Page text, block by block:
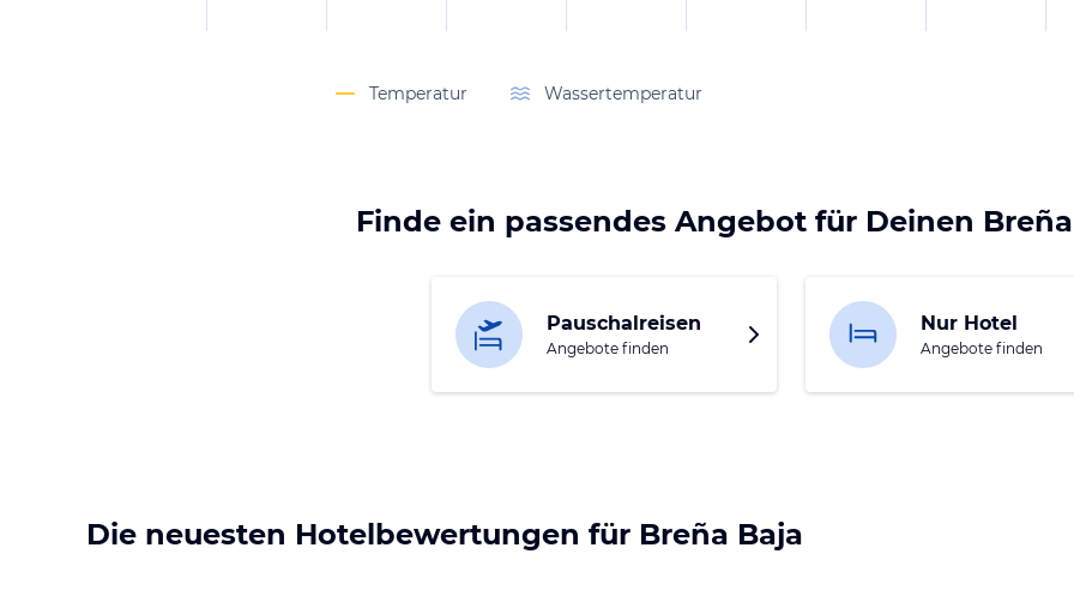
Temperatur Wassertemperatur
Finde ein passendes Angebot für Deinen
Pauschalreisen
Angebote finden
Nur Hotel
Angebote finden
Die neuesten Hotelbewertungen für Breña Baja